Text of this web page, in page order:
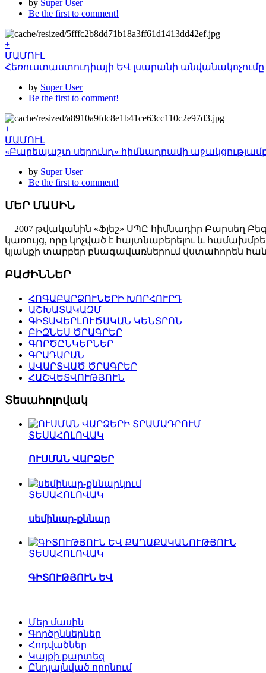
by Super User
Be the first to comment!
+
ՄԱՄՈՒԼ
Հեռուստաստուդիայի ԵՎ լսարանի
by Super User
Be the first to comment!
+
ՄԱՄՈՒԼ
«Բարեպաշտ սերունդ» հիմնադրամի աջակցությամբ
by Super User
Be the first to comment!
ՄԵՐ ՄԱՍԻՆ
2007 թվականին «Ֆլեշ» ՍՊԸ հիմնադիր Բարսեղ
կառույց, որը կոչված է հայտնաբերելու և
կյանքի տարբեր բնագավառներում վստահորեն
ԲԱԺԻՆՆԵՐ
ՀՈԳԱԲԱՐՁՈՒՆԵՐԻ ԽՈՐՀՈՒՐԴ
ԱՇԽԱՏԱԿԱԶՄ
ԳԻՏԱՎԵՐԼՈՒԾԱԿԱՆ ԿԵՆՏՐՈՆ
ԲԻԶՆԵՍ ԾՐԱԳՐԵՐ
ԳՈՐԾԸՆԿԵՐՆԵՐ
ԳՐԱԴԱՐԱՆ
ԱՎԱՐՏՎԱԾ ԾՐԱԳՐԵՐ
ՀԱՇՎԵՏՎՈՒԹՅՈՒՆ
Տեսահոլովակ
ՏԵՍԱՀՈԼՈՎԱԿ
ՈՒՍՄԱՆ ՎԱՐՁԵՐ
ՏԵՍԱՀՈԼՈՎԱԿ
սեմինար-քննար
ՏԵՍԱՀՈԼՈՎԱԿ
ԳԻՏՈՒԹՅՈՒՆ ԵՎ
Մեր մասին
Գործընկերներ
Հոդվածներ
Կայքի քարտեզ
Ընդլայնված որոնում